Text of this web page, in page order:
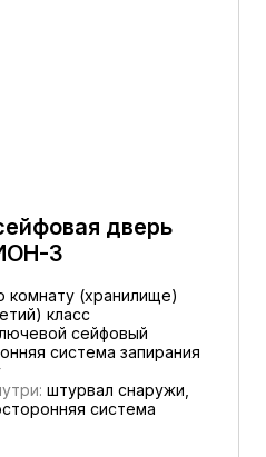
дверь
3
комнату (хранилище)
класс
сейфовый
система запирания
штурвал снаружи,
система